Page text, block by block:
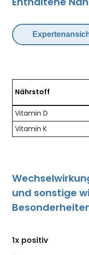
Übersicht der
Nährstoff
Vitamin D
Vitamin K
und sonstige
1x positiv